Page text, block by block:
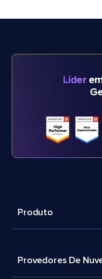
Líder
Produto
Provedores De